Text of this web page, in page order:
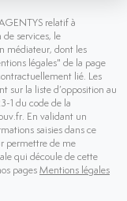
relatif à
services, le
médiateur, dont les
légales" de la page
lié. Les
sur la liste d’opposition au
1 du code de la
En validant un
saisies dans ce
permettre de me
qui découle de cette
pages Mentions légales